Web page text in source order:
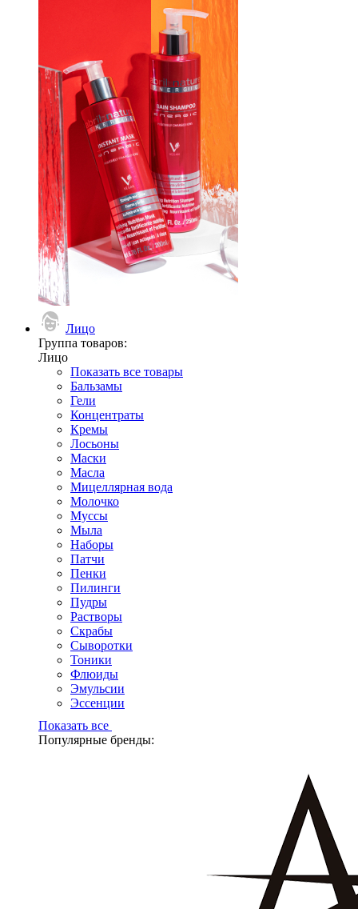
Лицо
Группа товаров:
Лицо
Показать все товары
Бальзамы
Гели
Концентраты
Кремы
Лосьоны
Маски
Масла
Мицеллярная вода
Молочко
Муссы
Мыла
Наборы
Патчи
Пенки
Пилинги
Пудры
Растворы
Скрабы
Сыворотки
Тоники
Флюиды
Эмульсии
Эссенции
Показать все
Популярные бренды: